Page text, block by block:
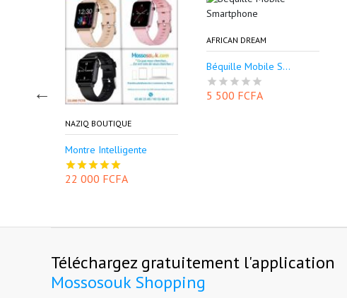
NAZIQ BOUTIQUE
Montre Intelligente
22 000 FCFA
AFRICAN DREAM
Béquille Mobile S...
5 500 FCFA
Téléchargez gratuitement l'application
Mossosouk Shopping